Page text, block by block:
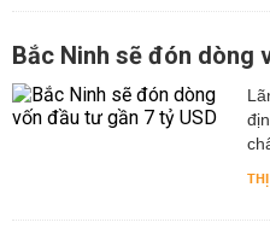
Bắc Ninh sẽ đón dòng